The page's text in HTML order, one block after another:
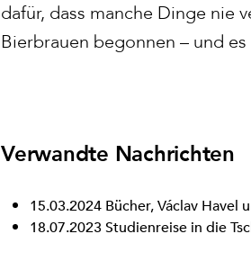
dafür, dass manche Dinge nie
Bierbrauen begonnen – und
Verwandte Nachrichten
15.03.2024Bücher, Václav
18.07.2023Studienreise in die